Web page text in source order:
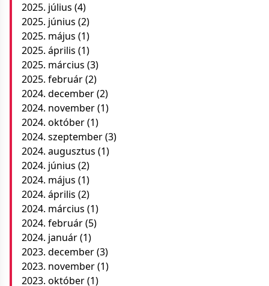
2025. július (4)
2025. június (2)
2025. május (1)
2025. április (1)
2025. március (3)
2025. február(2)
2024. december(2)
2024. november(1)
2024. október(1)
2024. szeptember(3)
2024. augusztus (1)
2024. június (2)
2024. május (1)
2024. április (2)
2024. március (1)
2024. február(5)
2024. január(1)
2023. december(3)
2023. november(1)
2023. október(1)